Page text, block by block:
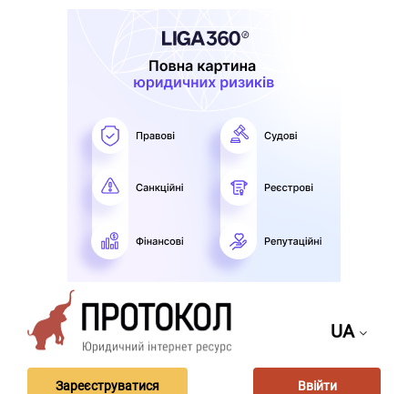
UA
Зареєструватися Ввійти